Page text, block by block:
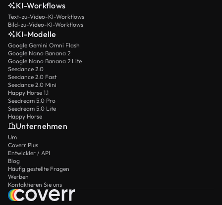
KI-Workflows
Text-zu-Video-KI-Workflows
Bild-zu-Video-KI-Workflows
KI-Modelle
Google Gemini Omni Flash
Google Nano Banana 2
Google Nano Banana 2 Lite
Seedance 2.0
Seedance 2.0 Fast
Seedance 2.0 Mini
Happy Horse 1.1
Seedream 5.0 Pro
Seedream 5.0 Lite
Happy Horse
Unternehmen
Um
Coverr Plus
Entwickler / API
Blog
Häufig gestellte Fragen
Werben
Kontaktieren Sie uns